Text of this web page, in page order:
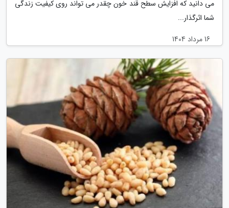
می دانید که افزایش سطح قند خون چقدر می تواند روی کیفیت زندگی
شما اثرگذار...
16 مرداد 1404